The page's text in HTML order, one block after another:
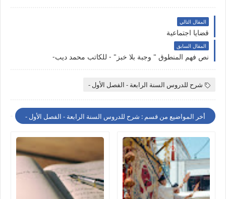
المقال التالي
قضايا اجتماعية
المقال السابق
نص فهم المنطوق " وجبة بلا خبز" - للكاتب محمد ديب-
شرح للدروس السنة الرابعة - الفصل الأول -
أخر المواضيع من قسم : شرح للدروس السنة الرابعة - الفصل الأول -